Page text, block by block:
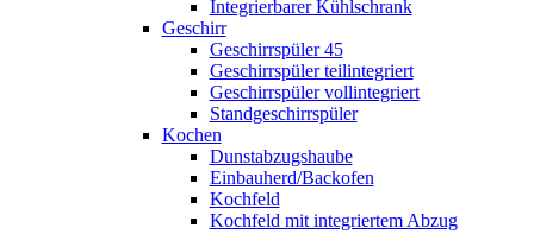
Integrierbarer Kühlschrank
Geschirr
Geschirrspüler 45
Geschirrspüler teilintegriert
Geschirrspüler vollintegriert
Standgeschirrspüler
Kochen
Dunstabzugshaube
Einbauherd/Backofen
Kochfeld
Kochfeld mit integriertem Abzug